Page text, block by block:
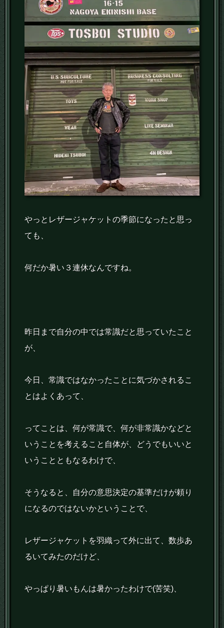
やっとレザージャケットの季節になったと思っ
ても、
何だか暑い３連休なんですね。
昨日まで自分の中では常識だと思っていたこと
が、
今日、常識ではなかったことに気づかされるこ
とはよくあって、
ってことは、何が常識で、何が非常識かなどと
いうことを考えること自体が、どうでもいいと
いうことともなるわけで、
そうなると、自分の意思決定の基準だけが頼り
になるのではないかということで、
レザージャケットを羽織って外に出て、数歩あ
るいてみたのだけど、
やっぱり暑いもんは暑かったわけで(苦笑)、